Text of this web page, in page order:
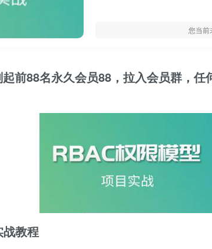
您当前
前88名永久会员88，拉入会员群，
战教程